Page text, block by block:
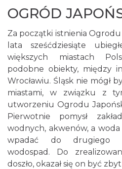
OGRÓD
Za początki istnienia
lata sześćdziesiąte
większych miastach
podobne obiekty, między
Wrocławiu. Śląsk nie mógł
miastami, w związku z
utworzeniu Ogrodu
Pierwotnie pomysł
wodnych, akwenów, a woda
wpadać do drugiego
wodospad. Do
doszło, okazał się on być